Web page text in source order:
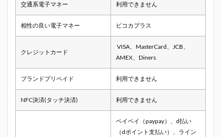
交通系電子マネー 利用できません
相性の良い電子マネー ピコカプラス
クレジットカード
VISA、MasterCard、JCB、
AMEX、Diners
ブランドプリペイド 利用できません
NFC決済(タッチ決済) 利用できません
ペイペイ（paypay）、d払い
（dポイント支払い）、ライン